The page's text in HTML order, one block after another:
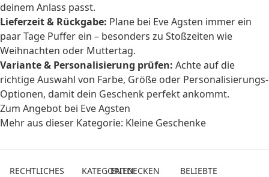
deinem Anlass passt.
Lieferzeit & Rückgabe: Plane bei Eve Agsten immer ein
paar Tage Puffer ein – besonders zu Stoßzeiten wie
Weihnachten oder Muttertag.
Variante & Personalisierung prüfen: Achte auf die
richtige Auswahl von Farbe, Größe oder Personalisierungs-
Optionen, damit dein Geschenk perfekt ankommt.
Zum Angebot bei Eve Agsten
Mehr aus dieser Kategorie: Kleine Geschenke
RECHTLICHES KATEGORIENENTDECKEN
BELIEBTE